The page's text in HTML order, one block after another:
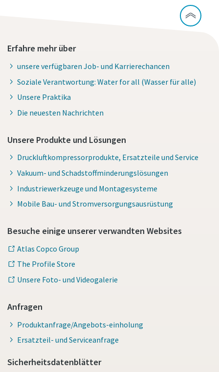
Erfahre mehr über
unsere verfügbaren Job- und Karrierechancen
Soziale Verantwortung: Water for all (Wasser für alle)
Unsere Praktika
Die neuesten Nachrichten
Unsere Produkte und Lösungen
Druckluftkompressorprodukte, Ersatzteile und Service
Vakuum- und Schadstoffminderungslösungen
Industriewerkzeuge und Montagesysteme
Mobile Bau- und Stromversorgungsausrüstung
Besuche einige unserer verwandten Websites
Atlas Copco Group
The Profile Store
Unsere Foto- und Videogalerie
Anfragen
Produktanfrage/Angebots-einholung
Ersatzteil- und Serviceanfrage
Sicherheitsdatenblätter